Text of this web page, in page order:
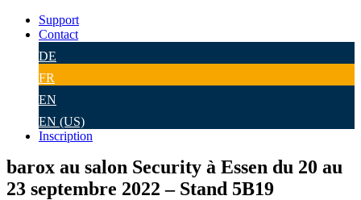
Support
Contact
DE
FR
EN
EN (US)
Inscription
barox au salon Security à Essen du 20 au
23 septembre 2022 – Stand 5B19